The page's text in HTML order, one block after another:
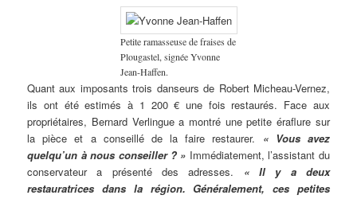
Petite ramasseuse de fraises de
Plougastel, signée Yvonne
Jean-Haffen.
Quant aux imposants trois danseurs de Robert Micheau-Vernez,
ils ont été estimés à 1 200 € une fois restaurés. Face aux
propriétaires, Bernard Verlingue a montré une petite éraflure sur
la pièce et a conseillé de la faire restaurer. « Vous avez
quelqu’un à nous conseiller ? » Immédiatement, l’assistant du
conservateur a présenté des adresses. « Il y a deux
restauratrices dans la région. Généralement, ces petites